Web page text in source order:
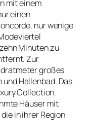
mit einem
einen
nur wenige
Minuten zu
Zur
großes
Hallenbad. Das
Collection.
Häuser mit
in ihrer Region